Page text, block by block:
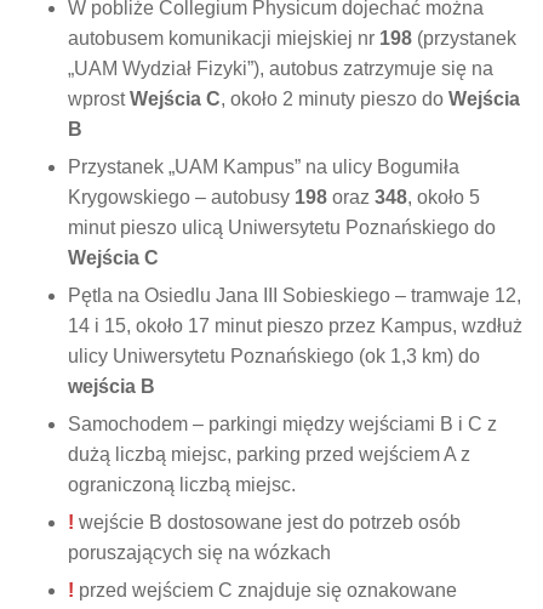
W pobliże Collegium Physicum dojechać można
autobusem komunikacji miejskiej nr 198 (przystanek
„UAM Wydział Fizyki”), autobus zatrzymuje się na
wprostWejścia C, około 2 minuty pieszo do Wejścia
B
Przystanek „UAM Kampus” na ulicy Bogumiła
Krygowskiego – autobusy 198 oraz 348, około 5
minut pieszo ulicą Uniwersytetu Poznańskiego do
Wejścia C
Pętla na Osiedlu Jana III Sobieskiego – tramwaje 12,
14 i 15, około 17 minut pieszo przez Kampus, wzdłuż
ulicy Uniwersytetu Poznańskiego (ok 1,3 km) do
wejścia B
Samochodem – parkingi między wejściami B i C z
dużą liczbą miejsc, parking przed wejściem A z
ograniczoną liczbą miejsc.
! wejście B dostosowane jest do potrzeb osób
poruszających się na wózkach
! przed wejściem C znajduje się oznakowane